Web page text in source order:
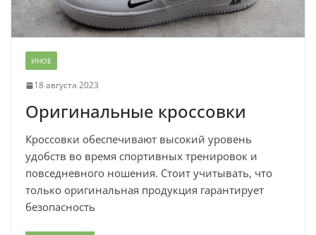
ИНОЕ
18 августа 2023
Оригинальные кроссовки
Кроссовки обеспечивают высокий уровень
удобств во время спортивных тренировок и
повседневного ношения. Стоит учитывать, что
только оригинальная продукция гарантирует
безопасность